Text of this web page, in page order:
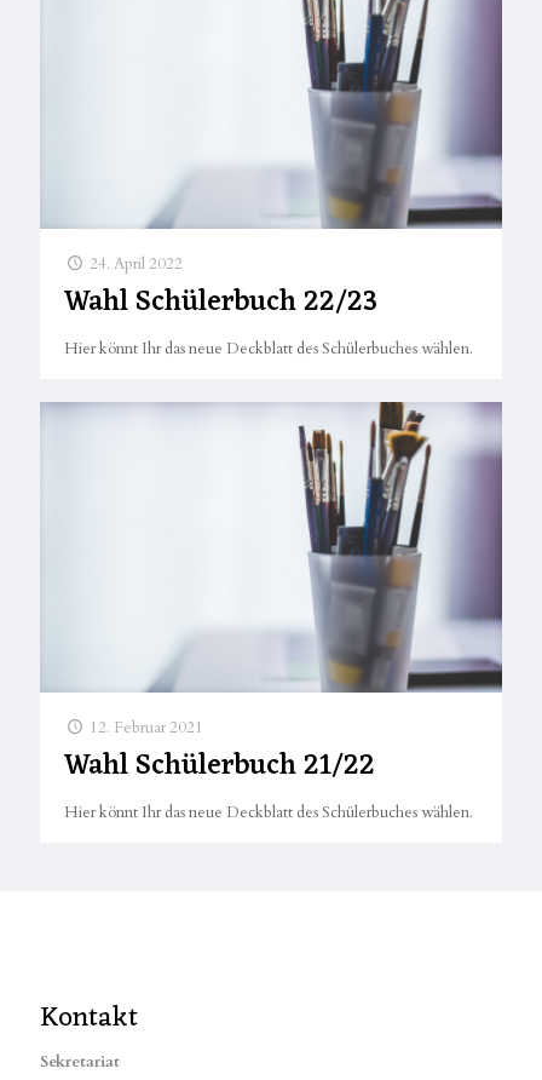
24. April 2022
Wahl Schülerbuch 22/23
Hier könnt Ihr das neue Deckblatt des Schülerbuches wählen.
12. Februar 2021
Wahl Schülerbuch 21/22
Hier könnt Ihr das neue Deckblatt des Schülerbuches wählen.
Kontakt
Sekretariat